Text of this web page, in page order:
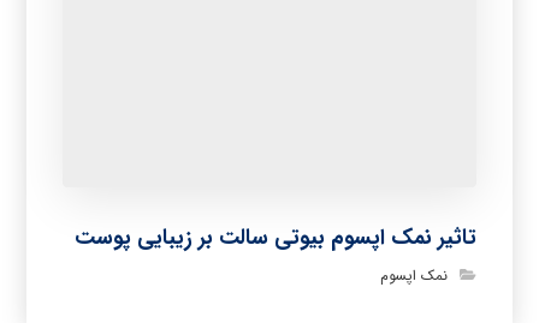
تاثیر نمک اپسوم بیوتی سالت بر زیبایی پوست
نمک اپسوم